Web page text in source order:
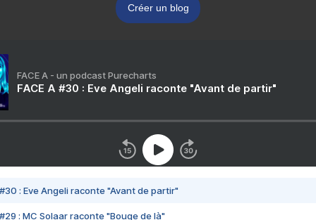
Créer un blog
FACE A - un podcast Purecharts
FACE A #30 : Eve Angeli raconte "Avant de partir"
#30 : Eve Angeli raconte "Avant de partir"
#29 : MC Solaar raconte "Bouge de là"